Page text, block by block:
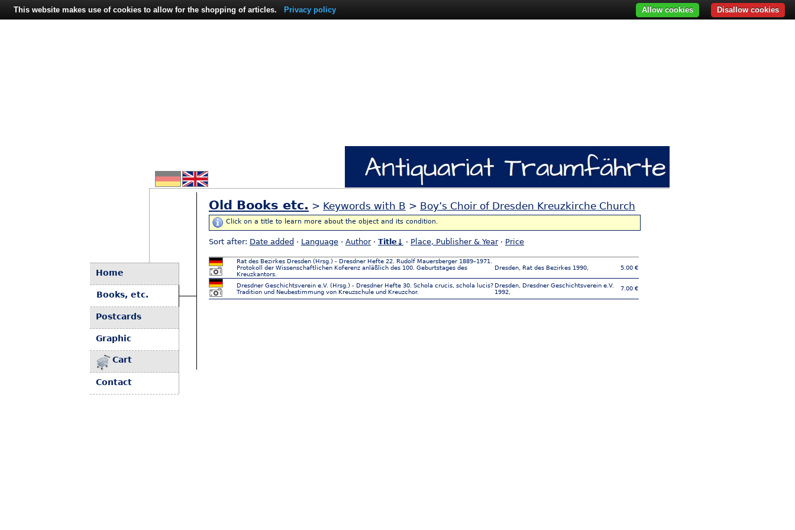
Home
Books, etc.
Postcards
Graphic
Cart
Contact
Old Books etc. > Keywords with B > Boy’s Choir of Dresden Kreuzkirche Church
Click on a title to learn more about the object and its condition.
Sort after: Date added · Language · Author· Title↓ · Place, Publisher & Year· Price
Rat des Bezirkes Dresden (Hrsg.) - Dresdner Hefte 22. Rudolf Mauersberger 1889–1971.
Protokoll der Wissenschaftlichen Koferenz anläßlich des 100. Geburtstages des
Kreuzkantors.
Dresden, Rat des Bezirkes 1990, 5.00 €
Dresdner Geschichtsverein e.V. (Hrsg.) - Dresdner Hefte 30. Schola crucis, schola lucis?
Tradition und Neubestimmung von Kreuzschule und Kreuzchor.
Dresden, Dresdner Geschichtsverein e.V.
1992,
7.00 €
This website makes use of cookies to allow for the shopping of articles. Privacy policy Disallow cookies
Allow cookies